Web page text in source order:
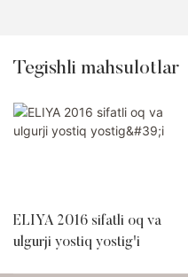
Tegishli mahsulotlar
ELIYA 2016 sifatli oq va
ulgurji yostiq yostig'i